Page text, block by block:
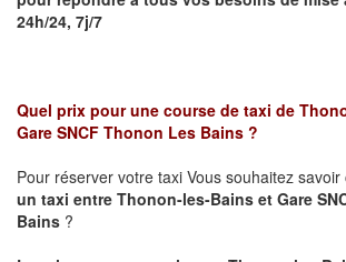
24h/24, 7j/7
Quel prix pour une course de taxi de
Gare SNCF Thonon Les Bains ?
Pour réserver votre taxi Vous souhaitez savoir
un taxi entre Thonon-les-Bains et Gare
Bains ?